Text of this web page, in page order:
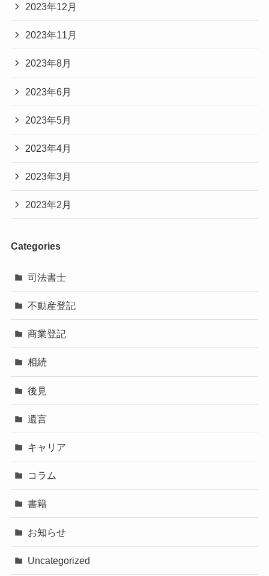
2023年12月
2023年11月
2023年8月
2023年6月
2023年5月
2023年4月
2023年3月
2023年2月
Categories
司法書士
不動産登記
商業登記
相続
後見
遺言
キャリア
コラム
書籍
お知らせ
Uncategorized